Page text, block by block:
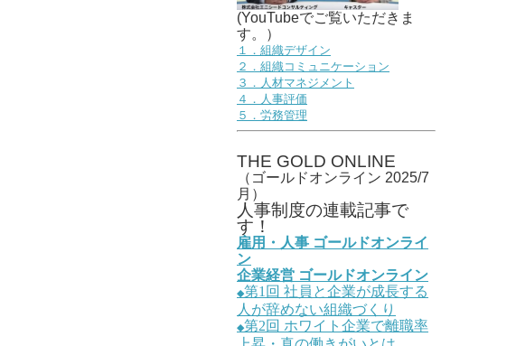
(YouTubeでご覧いただきま
す。）
１．組織デザイン
２．組織コミュニケーション
３．人材マネジメント
４．人事評価
５．労務管理
THE GOLD ONLINE
（ゴールドオンライン 2025/7
月）
人事制度の連載記事で
す！
雇用・人事 ゴールドオンライ
ン
企業経営 ゴールドオンライン
◆第1 回 社員と企業が成長する
人が辞めない組織づくり
◆第2回 ホワイト企業で離職率